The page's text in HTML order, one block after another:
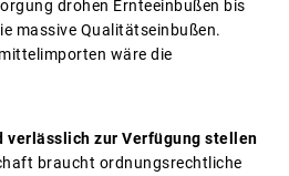
drohen Ernteeinbußen bis
massive Qualitätseinbußen.
wäre die
verlässlich zur Verfügung stellen
braucht ordnungsrechtliche